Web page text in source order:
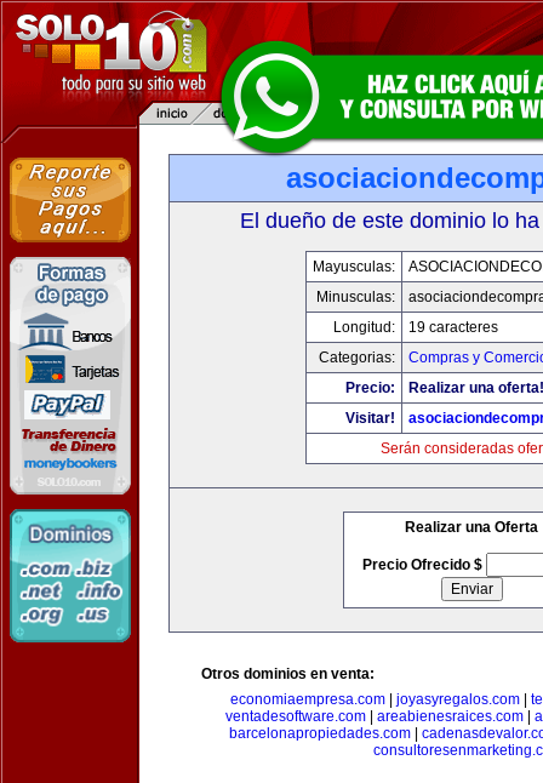
El dueño de este dominio lo
Mayusculas:
Minusculas:
Longitud:
19 caracteres
Categorias:
Compras y
Precio:
Realizar una oferta!
Visitar!
Serán consideradas
Realizar una Oferta
Precio Ofrecido $
Otros dominios en venta:
economiaempresa.com
joyasyregalos.com
ventadesoftware.com| areabienesraices.com|
barcelonapropiedades.com|